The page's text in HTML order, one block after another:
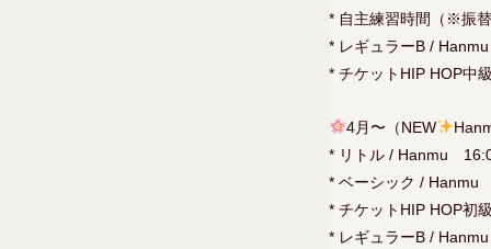
* 自主練習時間（※振
* レギュラーB /
* チケットHIP HOP
4月〜（NEW
* リトル / Hanmu
* ベーシック /
* チケットHIP HOP
* レギュラーB /